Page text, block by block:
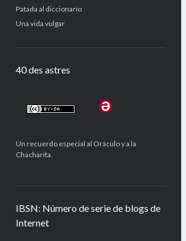
Patada al diccionario
Una vida vulgar
40 des astres
Un recuerdo especial al Oráculo y a la
Chacharita.
IBSN: Número de serie de blogs de
Internet